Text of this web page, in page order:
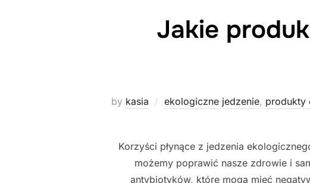
Jakie
by kasia ekologiczne jedzenie, produkty
Korzyści płynące z jedzenia
możemy poprawić nasze zdrowie i
antybiotyków, które mogą mieć